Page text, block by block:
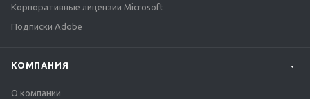
Корпоративные лицензии Microsoft
Подписки Adobe
КОМПАНИЯ
О компании